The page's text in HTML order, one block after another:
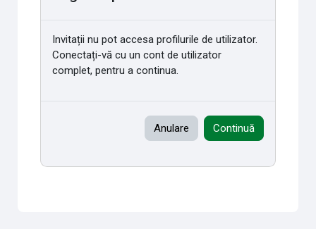
Invitații nu pot accesa profilurile de utilizator.
Conectați-vă cu un cont de utilizator
complet, pentru a continua.
Anulare Continuă